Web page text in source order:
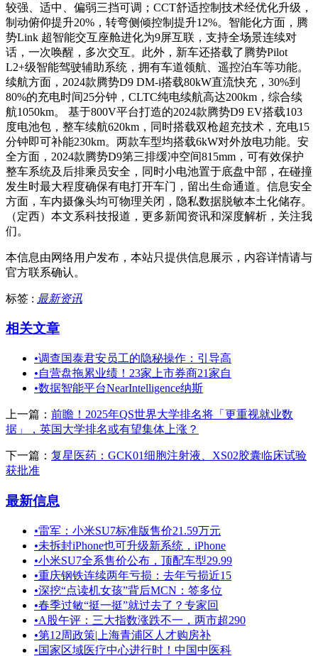
较强、适中、偏弱三挡可调；CCT舒适控制技术经优化升级，
制动俯仰提升20%，转弯侧倾控制提升12%。智能化方面，腾
势Link 超智能交互座舱进化为9屏互联，支持全场景连续对
话，一次唤醒，多次交互。此外，新车还搭载了腾势Pilot
L2+级智能驾驶辅助系统，拥有车道领航、遥控泊车等功能。
续航方面，2024款腾势D9 DM-i搭载80kW直流快充，30%到
80%的充电时间25分钟，CLTC纯电续航高达200km，综合续
航1050km。 基于800V平台打造的2024款腾势D9 EV搭载103
度电池包，整车续航620km，同时搭载双枪超充技术，充电15
分钟即可补能230km。两款车型均搭载6kW对外放电功能。安
全方面，2024款腾势D9第三排缓冲空间815mm，可有效保护
整车系统及后排乘员安全，同时小电池置于底盘中部，在碰撞
发生时最大程度确保有电打开车门，留出生命通道。信息安全
方面，车内摄像头均可物理关闭，隐私数据脱敏本土化储存。
（定西）本文系科技报道，更多新闻资讯和深度解析，关注我
们。
本信息由网络用户发布， 本站只提供信息展示，内容详情请与
官方联系确认。
标签 : 最新资讯
相关文章
•调查国泰君安员工的隐秘操作：引导高
•自营盘拖累业绩！23家上市券商21家自
•数据智能平台NearIntelligence纳斯
上一篇： 前瞻！2025年QS世界大学排名将「更重视就业数
据」，英国大学排名或有望集体上涨？
下一篇： 复星医药：GCK01细胞注射液、XS02胶囊临床试验
获批准
最新信息
•雷军：小米SU7标准版售价21.59万元
•未拆封iPhone也可升级新系统，iPhone
•小米SU7全系售价公布，顶配车型29.99
•重庆钢铁连续两年亏损：去年亏损近15
•深挖“点读机女孩”背后MCN：签多位
•春季过敏“挺一挺”就过去了？专家回
•A股午评：三大指数涨跌不一，两市超290
•第12周政策|上海青浦区人才购房补
•国家区域医疗中心进行时！中国中医科